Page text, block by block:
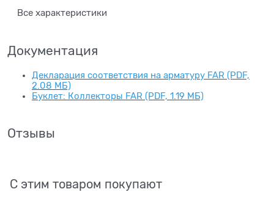
Все характеристики
Документация
Декларация соответствия на арматуру FAR (PDF,
2.08 МБ)
Буклет: Коллекторы FAR (PDF, 1.19 МБ)
Отзывы
С этим товаром покупают